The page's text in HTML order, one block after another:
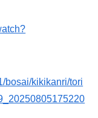
bosai/kikikanri/tori